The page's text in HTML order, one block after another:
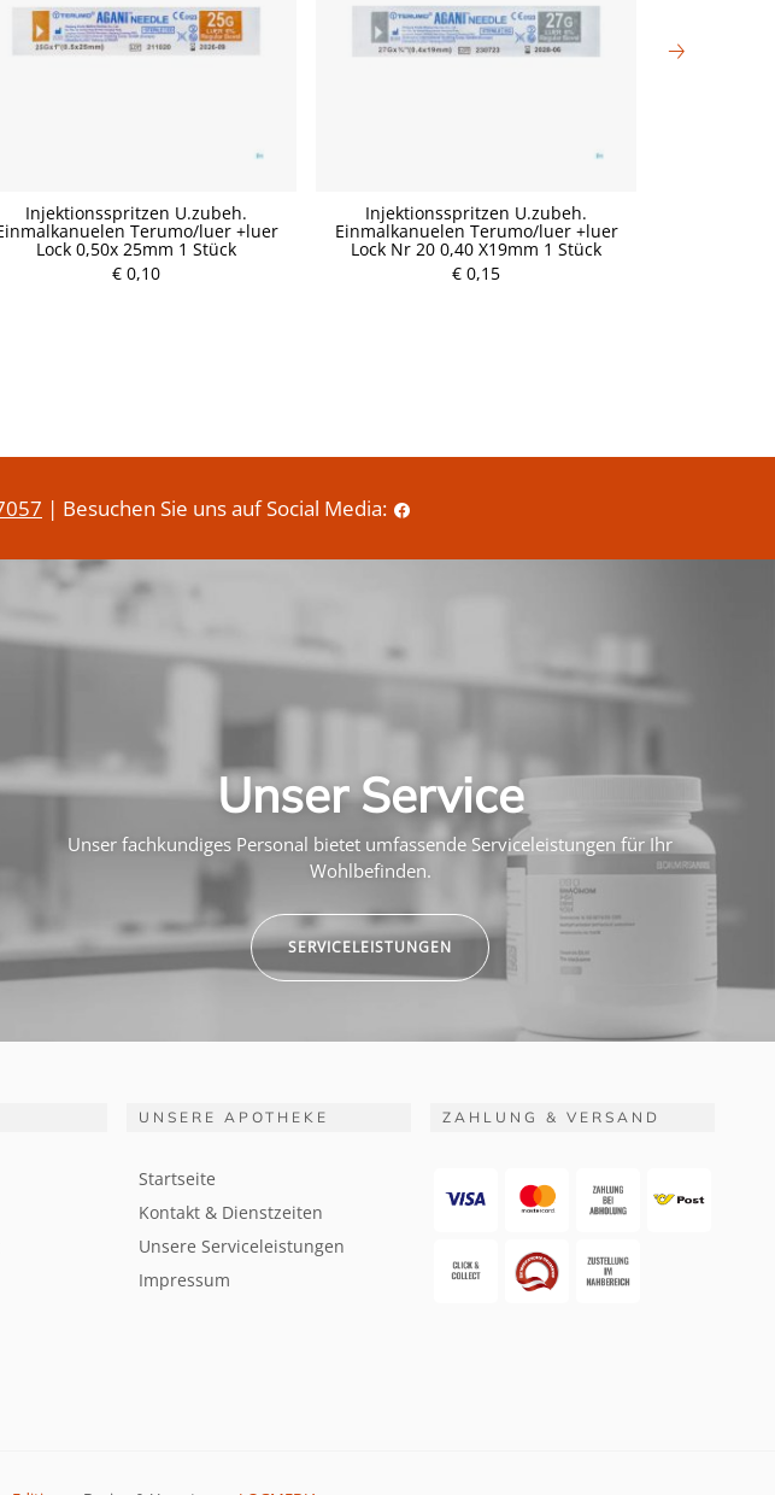
Injektionsspritzen U.zubeh.
Terumo/luer +luer
Lock 0,50x 25mm 1 Stück
€ 0,10
Injektionsspritzen U.zubeh.
Einmalkanuelen Terumo/luer +luer
Lock Nr 20 0,40 X19mm 1 Stück
€ 0,15
P
r
P
r
| Besuchen Sie uns auf Social Media:
Unser Service
Unser fachkundiges Personal bietet umfassende Serviceleistungen für Ihr
Wohlbefinden.
SERVICELEISTUNGEN
UNSERE APOTHEKE
Startseite
Kontakt & Dienstzeiten
Unsere Serviceleistungen
Impressum
ZAHLUNG & VERSAND